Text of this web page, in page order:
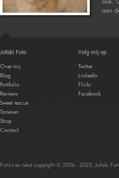
aan
Jofabi Foto
Over mij
Blog
Portfolio
Reviews
Sweet rescue
Tarieven
Shop
Contact
Volg mij op
Twitter
LinkedIn
Flickr
Facebook
Foto's en tekst copyright © 2006 - 2023, Jofabi